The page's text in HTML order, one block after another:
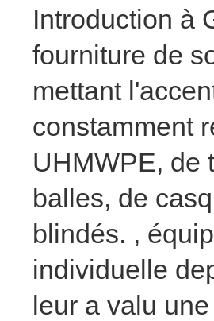
Introduction à
fourniture de
mettant
constamment
UHMWPE, de
balles, de
blindés. ,
individuelle
leur a valu